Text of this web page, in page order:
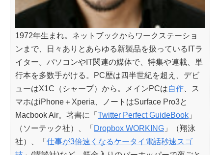
1972年生まれ。ネットブックからワークステーショ
ンまで、日々ありとあらゆる新製品を扱っているITラ
イター。パソコンやIT関連の媒体で、特集や連載、単
行本を多数手がける。PC歴は四半世紀を超え、デビ
ューはX1C（シャープ）から。メインPCは自作 、ス
マホはiPhone＋Xperia、ノートはSurface Pro3と
Macbook Air。著書に「 Twitter Perfect GuideBook 」
（ソーテック社）、「 Dropbox WORKING 」（翔泳
社）、「 仕事が3倍速くなるケータイ電話秒速スゴ